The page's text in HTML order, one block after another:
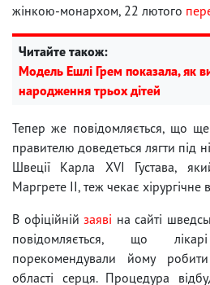
жінкою-монархом, 22 лютого
Читайте також:
Модель Ешлі Грем показала, як
народження трьох дітей
Тепер же повідомляється, що
правителю доведеться лягти під
Швеції Карла XVI Густава,
Маргрете II, теж чекає хірургічне
В офіційнійзаяві на сайті
повідомляється, що
порекомендували йому
області серця. Процедура